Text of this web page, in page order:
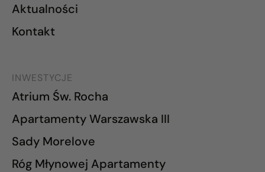
Aktualności
Kontakt
INWESTYCJE
Atrium Św. Rocha
Apartamenty Warszawska III
Sady Morelove
Róg Młynowej Apartamenty